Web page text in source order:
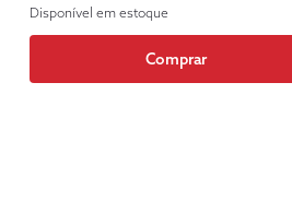
Disponível em estoque
Comprar